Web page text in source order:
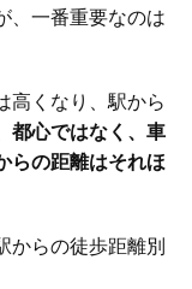
979万円 5.0%
708万円 16.3%
852万円 12.7%
1,076万円 12.0%
、一番重要なのは
高くなり、駅から
都心ではなく、車
らの距離はそれほ
らの徒歩距離別